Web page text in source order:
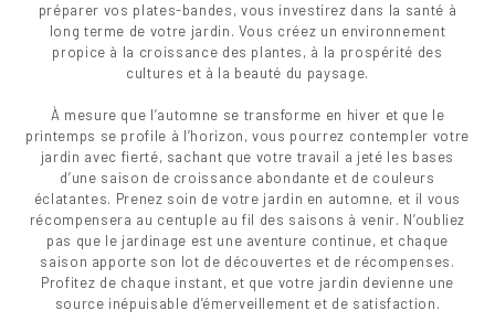
préparer vos plates-bandes, vous investirez dans la santé à
long terme de votre jardin. Vous créez un environnement
propice à la croissance des plantes, à la prospérité des
cultures et à la beauté du paysage.
À mesure que l’automne se transforme en hiver et que le
printemps se profile à l’horizon, vous pourrez contempler votre
jardin avec fierté, sachant que votre travail a jeté les bases
d’une saison de croissance abondante et de couleurs
éclatantes. Prenez soin de votre jardin en automne, et il vous
récompensera au centuple au fil des saisons à venir. N’oubliez
pas que le jardinage est une aventure continue, et chaque
saison apporte son lot de découvertes et de récompenses.
Profitez de chaque instant, et que votre jardin devienne une
source inépuisable d’émerveillement et de satisfaction.